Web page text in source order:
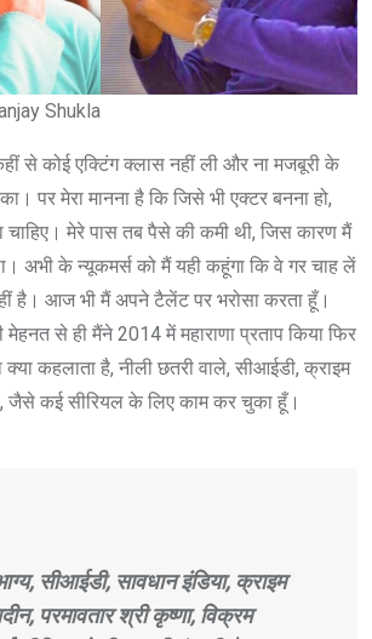
Shukla
से कोई एक्टिंग क्लास नहीं ली और ना मजबूरी के
पर मेरा मानना है कि जिसे भी एक्टर बनना हो,
मेरे पास तब पैसे की कमी थी, जिस कारण मैं
अभी के न्यूकमर्स को मैं यही कहूंगा कि वे गर चाह लें
है। आज भी मैं अपने टैलेंट पर भरोसा करता हूँ।
से ही मैंने 2014 में महाराणा प्रताप किया फिर
कहलाता है, नीली छतरी वाले, सीआईडी, क्राइम
जैसे कई सीरियल के लिए काम कर चुका हूँ।
सीआईडी, सावधान इंडिया, क्राइम
परमावतार श्री कृष्णा, विक्रम